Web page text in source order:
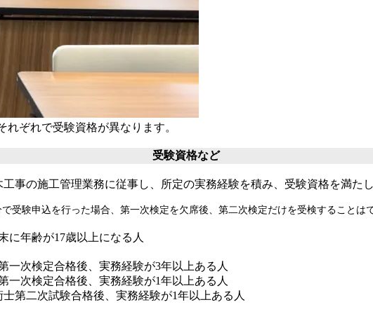
ぞれで受験資格が異なります。
受験資格など
工事の施工管理業務に従事し、所定の実務経験を積み、受験資格を満た
受験申込を行った場合、第一次検定を欠席後、第二次検定だけを受検することは
に年齢が17歳以上になる人
⼀次検定合格後、実務経験が3年以上ある人
一次検定合格後、実務経験が1年以上ある人
士第二次試験合格後、実務経験が1年以上ある人